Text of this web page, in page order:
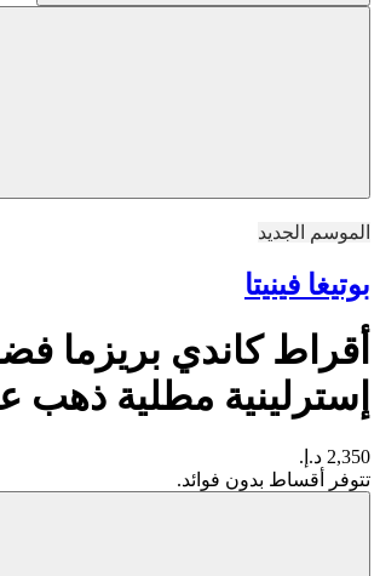
الموسم الجديد
بوتيغا فينيتا
أقراط كاندي بريزما
إسترلينية مطلية ذهب
2,350 د.إ.
تتوفر أقساط بدون فوائد.